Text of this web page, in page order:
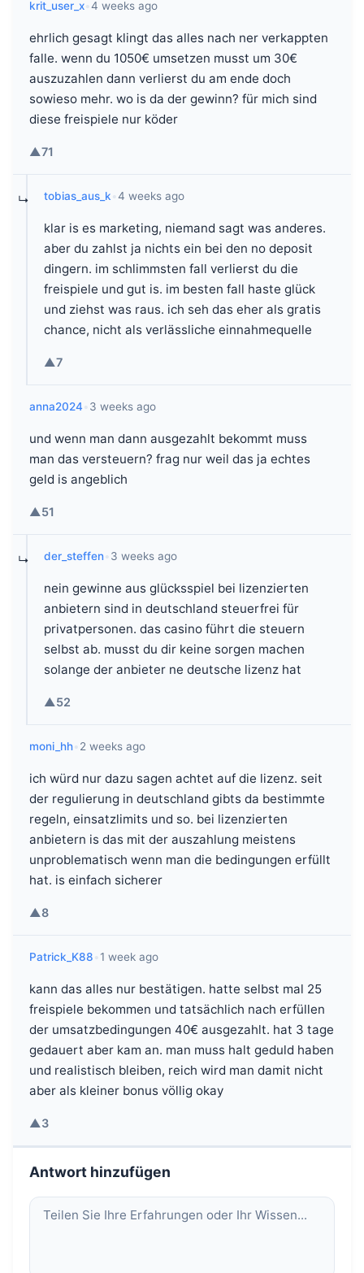
krit_user_x 4 weeks ago
ehrlich gesagt klingt das alles nach ner verkappten
falle. wenn du 1050€ umsetzen musst um 30€
auszuzahlen dann verlierst du am ende doch
sowieso mehr. wo is da der gewinn? für mich sind
diese freispiele nur köder
▲71
↳ tobias_aus_k 4 weeks ago
klar is es marketing, niemand sagt was anderes.
aber du zahlst ja nichts ein bei den no deposit
dingern. im schlimmsten fall verlierst du die
freispiele und gut is. im besten fall haste glück
und ziehst was raus. ich seh das eher als gratis
chance, nicht als verlässliche einnahmequelle
▲7
anna2024 3 weeks ago
und wenn man dann ausgezahlt bekommt muss
man das versteuern? frag nur weil das ja echtes
geld is angeblich
▲51
↳ der_steffen 3 weeks ago
nein gewinne aus glücksspiel bei lizenzierten
anbietern sind in deutschland steuerfrei für
privatpersonen. das casino führt die steuern
selbst ab. musst du dir keine sorgen machen
solange der anbieter ne deutsche lizenz hat
▲52
moni_hh 2 weeks ago
ich würd nur dazu sagen achtet auf die lizenz. seit
der regulierung in deutschland gibts da bestimmte
regeln, einsatzlimits und so. bei lizenzierten
anbietern is das mit der auszahlung meistens
unproblematisch wenn man die bedingungen erfüllt
hat. is einfach sicherer
▲8
Patrick_K88 1 week ago
kann das alles nur bestätigen. hatte selbst mal 25
freispiele bekommen und tatsächlich nach erfüllen
der umsatzbedingungen 40€ ausgezahlt. hat 3 tage
gedauert aber kam an. man muss halt geduld haben
und realistisch bleiben, reich wird man damit nicht
aber als kleiner bonus völlig okay
▲3
Antwort hinzufügen